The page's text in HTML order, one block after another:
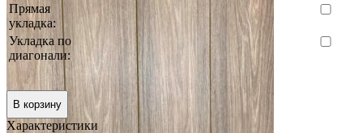
Прямая
укладка:
Укладка по
диагонали:
Итого:
0 руб.
В корзину
Характеристики